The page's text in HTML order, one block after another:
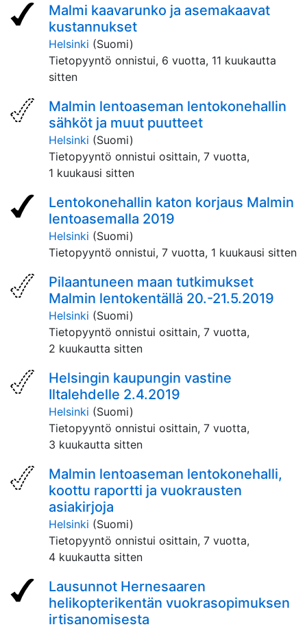
Malmi kaavarunko ja asemakaavat
kustannukset
Helsinki (Suomi)
Tietopyyntö onnistui, 6 vuotta, 11 kuukautta
sitten
Malmin lentoaseman lentokonehallin
sähköt ja muut puutteet
Helsinki (Suomi)
Tietopyyntö onnistui osittain, 7 vuotta,
1 kuukausi sitten
Lentokonehallin katon korjaus Malmin
lentoasemalla 2019
Helsinki (Suomi)
Tietopyyntö onnistui, 7 vuotta, 1 kuukausi sitten
Pilaantuneen maan tutkimukset
Malmin lentokentällä 20.-21.5.2019
Helsinki (Suomi)
Tietopyyntö onnistui osittain, 7 vuotta,
2 kuukautta sitten
Helsingin kaupungin vastine
Iltalehdelle 2.4.2019
Helsinki (Suomi)
Tietopyyntö onnistui osittain, 7 vuotta,
3 kuukautta sitten
Malmin lentoaseman lentokonehalli,
koottu raportti ja vuokrausten
asiakirjoja
Helsinki (Suomi)
Tietopyyntö onnistui osittain, 7 vuotta,
4 kuukautta sitten
Lausunnot Hernesaaren
helikopterikentän vuokrasopimuksen
irtisanomisesta